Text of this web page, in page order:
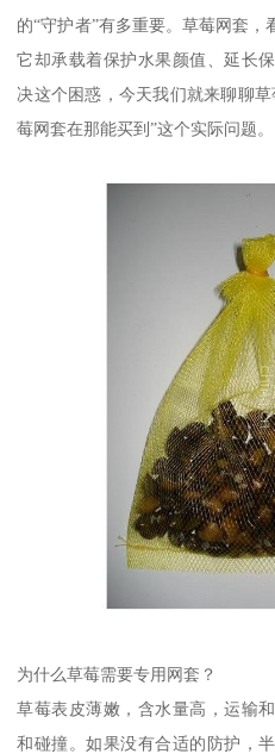
的“守护者”有多重要。草莓网套
它却承载着保护水果颜值、延长
决这个困惑，今天我们就来聊聊
莓网套在那能买到”这个实际问题。
为什么草莓需要专用网套？
草莓表皮薄嫩，含水量高，运输
和碰撞。如果没有合适的防护，